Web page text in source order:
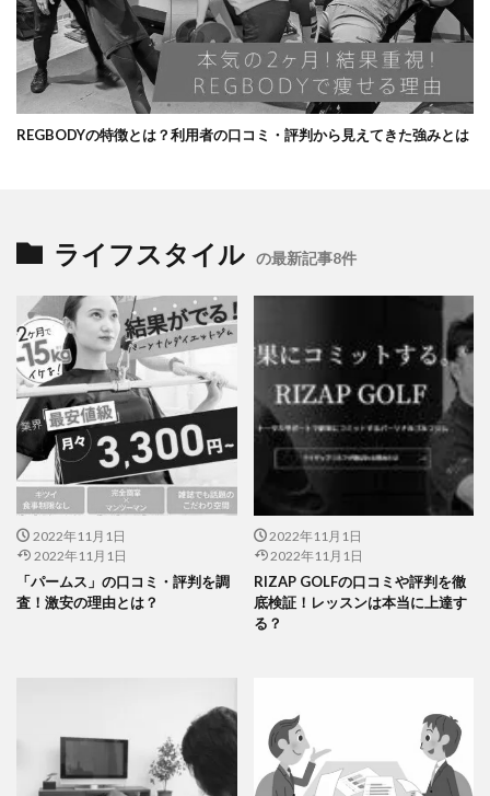
REGBODYの特徴とは？利用者の口コミ・評判から見えてきた強みとは
ライフスタイル の最新記事8件
2022年11月1日
2022年11月1日
「パームス」の口コミ・評判を調
査！激安の理由とは？
2022年11月1日
2022年11月1日
RIZAP GOLFの口コミや評判を徹
底検証！レッスンは本当に上達す
る？